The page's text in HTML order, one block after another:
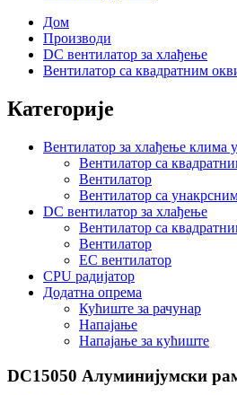
Дом
Производи
DC вентилатор за хлађење
Вентилатор са квадратним
Категорије
Вентилатор за хлађење клима
Вентилатор са
Вентилатор
Вентилатор са
DC вентилатор за хлађење
Вентилатор са
Вентилатор
EC вентилатор
CPU радијатор
Додатна опрема
Кућиште за рачунар
Напајање
Напајање за кућиште
DC15050 Алуминијумски